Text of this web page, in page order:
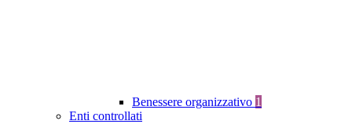
Benessere organizzativo 1
Enti controllati